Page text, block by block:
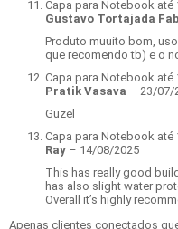
Capa para Notebook até
Gustavo Tortajada
Produto muuito bom,
que recomendo tb) e o
Capa para Notebook até
Pratik Vasava – 23/07/
Güzel
Capa para Notebook até
Ray – 14/08/2025
This has really good
has also slight water
Overall it’s highly
Apenas clientes conectados